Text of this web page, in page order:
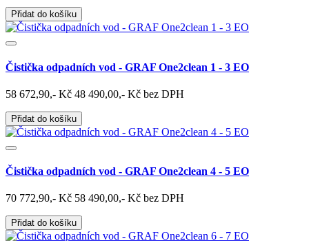
Přidat do košíku
Čistička odpadních vod - GRAF One2clean 1 - 3 EO
58 672,90,- Kč 48 490,00,- Kč bez DPH
Přidat do košíku
Čistička odpadních vod - GRAF One2clean 4 - 5 EO
70 772,90,- Kč 58 490,00,- Kč bez DPH
Přidat do košíku